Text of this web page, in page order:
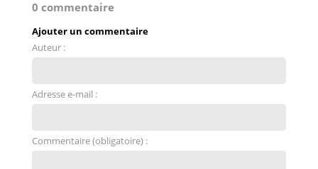
0 commentaire
Ajouter un commentaire
Auteur :
Adresse e-mail :
Commentaire (obligatoire) :